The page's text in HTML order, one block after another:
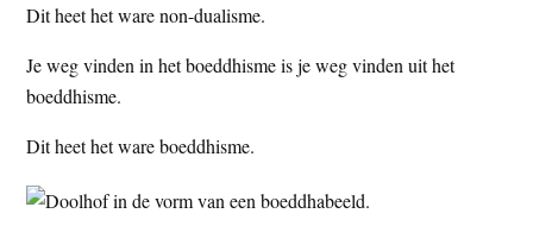
Dit heet het ware non-dualisme.
Je weg vinden in het boeddhisme is je weg vinden uit het
boeddhisme.
Dit heet het ware boeddhisme.